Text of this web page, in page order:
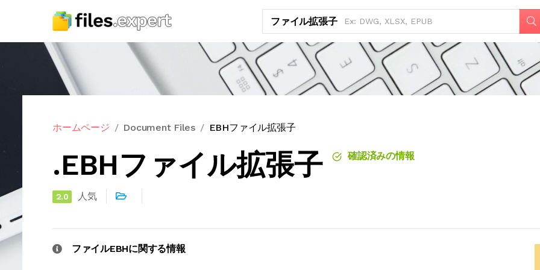
ファイル拡張子
ホームページ Document Files EBHファイル拡張子
.EBHファイル拡張子 確認済みの情報
2.0 人気
ファイルEBHに関する情報